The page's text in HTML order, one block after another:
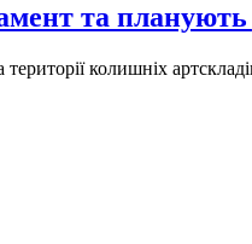
та планують
колишніх